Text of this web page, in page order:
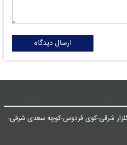
ارسال دیدگاه
گلزار شرقی-کوی فردوس-کوچه سعدی شرقی-